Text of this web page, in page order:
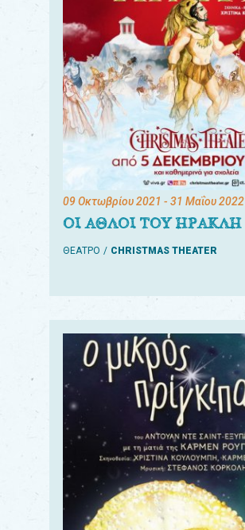
09 Οκτωβρίου 2021 - 31 Μαΐου 2022
ΟΙ ΑΘΛΟΙ ΤΟΥ ΗΡΑΚΛΗ
ΘΕΑΤΡΟ CHRISTMAS THEATER